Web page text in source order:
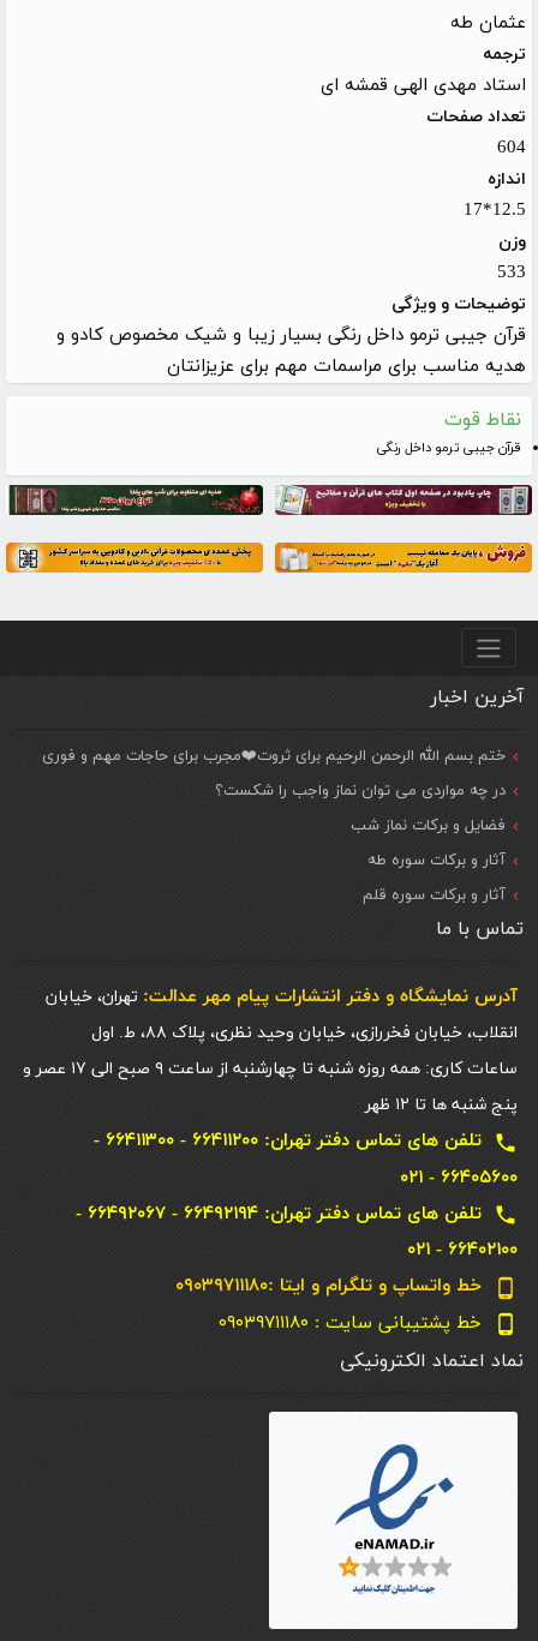
عثمان طه
ترجمه
استاد مهدی الهی قمشه ای
تعداد صفحات
604
اندازه
12.5*17
وزن
533
توضیحات و ویژگی
قرآن جیبی ترمو داخل رنگی بسیار زیبا و شیک مخصوص کادو و
هدیه مناسب برای مراسمات مهم برای عزیزانتان
نقاط قوت
قرآن جیبی ترمو داخل رنگی
منو پایین
آخرین اخبار
ختم بسم الله الرحمن الرحیم برای ثروت❤️مجرب برای حاجات مهم و فوری
در چه مواردی می توان نماز واجب را شکست؟
فضایل و برکات نماز شب
آثار و برکات سوره طه
آثار و برکات سوره قلم
تماس با ما
آدرس نمایشگاه و دفتر انتشارات پيام مهر عدالت: تهران، خیابان
انقلاب، خیابان فخررازی، خیابان وحید نظری، پلاک ۸۸، ط. اول
ساعات کاری: همه روزه شنبه تا چهارشنبه از ساعت ۹ صبح الی ۱۷ عصر و
پنج شنبه ها تا ۱۲ ظهر
local_phone
تلفن های تماس دفتر تهران: ۶۶۴۱۱۲۰۰ - ۶۶۴۱۱۳۰۰ -
۶۶۴۰۵۶۰۰ - ۰۲۱
local_phone
تلفن های تماس دفتر تهران: ۶۶۴۹۲۱۹۴ - ۶۶۴۹۲۰۶۷ -
۶۶۴۰۲۱۰۰ - ۰۲۱
phone_android خط واتساپ و تلگرام و ایتا :۰۹۰۳۹۷۱۱۱۸۰
phone_android خط پشتیبانی سایت : ۰۹۰۳۹۷۱۱۱۸۰
نماد اعتماد الکترونیکی